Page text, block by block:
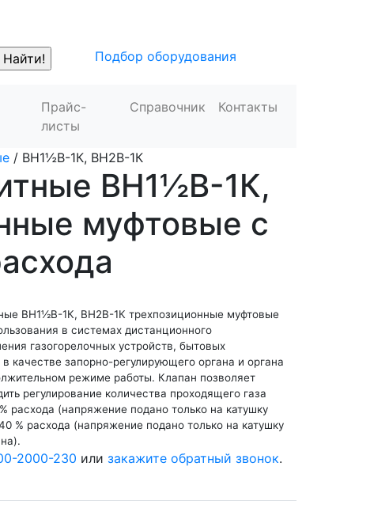
Подбор оборудования
Прайс-
листы
Справочник Контакты
/ ВН1½В-1К, ВН2В-1К
ВН1½В-1К,
муфтовые с
ВН1½В-1К, ВН2В-1К трехпозиционные муфтовые
в системах дистанционного
газогорелочных устройств, бытовых
качестве запорно-регулирующего органа и органа
режиме работы. Клапан позволяет
регулирование количества проходящего газа
расхода (напряжение подано только на катушку
% расхода (напряжение подано только на катушку
2000-230 или закажите обратный звонок.